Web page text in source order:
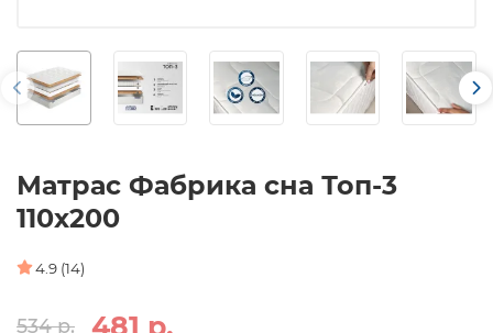
Матрас Фабрика сна Топ-3
110х200
4.9 (14)
534 р. 481 р.